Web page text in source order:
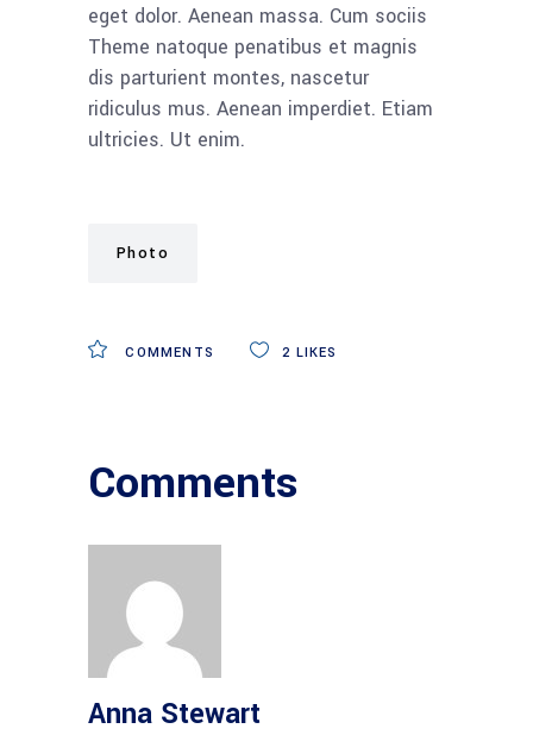
eget dolor. Aenean massa. Cum sociis
Theme natoque penatibus et magnis
dis parturient montes, nascetur
ridiculus mus. Aenean imperdiet. Etiam
ultricies. Ut enim.
Photo
COMMENTS 2 LIKES
Comments
Anna Stewart